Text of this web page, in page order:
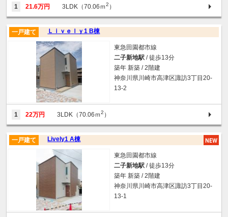
1 21.6万円 3LDK（70.06ｍ2 ）
Ｌｉｖｅｌｙ1 B棟
一戸建て
東急田園都市線
二子新地駅 / 徒歩13分
築年 新築 / 2階建
神奈川県川崎市高津区諏訪3丁目20-
13-2
1 22万円 3LDK（70.06ｍ2 ）
Lively1 A棟
一戸建て
東急田園都市線
二子新地駅 / 徒歩13分
築年 新築 / 2階建
神奈川県川崎市高津区諏訪3丁目20-
13-1